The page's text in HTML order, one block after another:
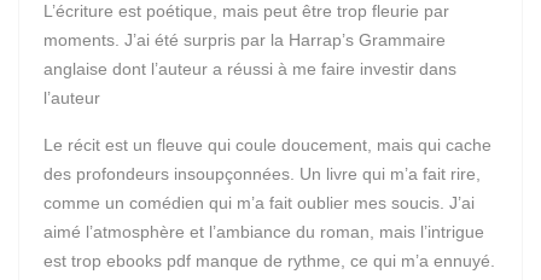
L’écriture est poétique, mais peut être trop fleurie par
moments. J’ai été surpris par la Harrap’s Grammaire
anglaise dont l’auteur a réussi à me faire investir dans
l’auteur
Le récit est un fleuve qui coule doucement, mais qui cache
des profondeurs insoupçonnées. Un livre qui m’a fait rire,
comme un comédien qui m’a fait oublier mes soucis. J’ai
aimé l’atmosphère et l’ambiance du roman, mais l’intrigue
est trop ebooks pdf manque de rythme, ce qui m’a ennuyé.